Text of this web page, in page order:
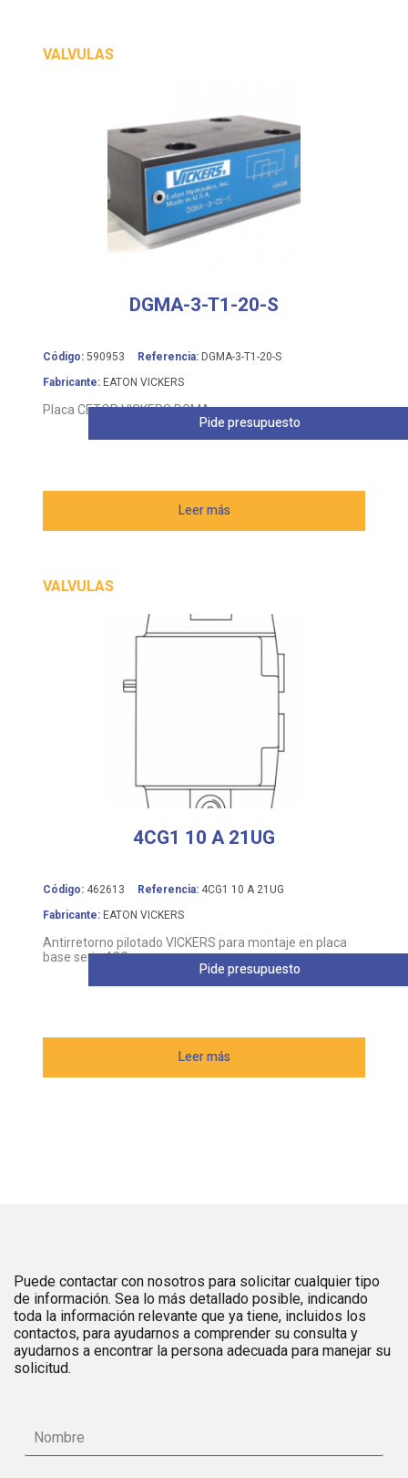
VALVULAS
DGMA-3-T1-20-S
Código: 590953 Referencia: DGMA-3-T1-20-S
Fabricante: EATON VICKERS
Placa CETOP VICKERS DGMA
Leer más
Pide presupuesto
VALVULAS
4CG1 10 A 21UG
Código: 462613 Referencia: 4CG1 10 A 21UG
Fabricante: EATON VICKERS
Antirretorno pilotado VICKERS para montaje en placa
base serie 4CG
Leer más
Pide presupuesto
Puede contactar con nosotros para solicitar cualquier tipo
de información. Sea lo más detallado posible, indicando
toda la información relevante que ya tiene, incluidos los
contactos, para ayudarnos a comprender su consulta y
ayudarnos a encontrar la persona adecuada para manejar su
solicitud.